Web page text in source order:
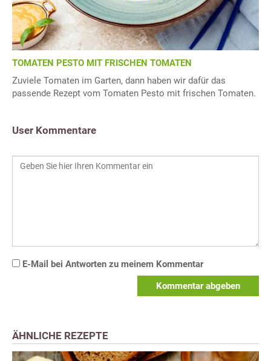
TOMATEN PESTO MIT FRISCHEN TOMATEN
Zuviele Tomaten im Garten, dann haben wir dafür das
passende Rezept vom Tomaten Pesto mit frischen Tomaten.
User Kommentare
E-Mail bei Antworten zu meinem Kommentar
Kommentar abgeben
ÄHNLICHE REZEPTE